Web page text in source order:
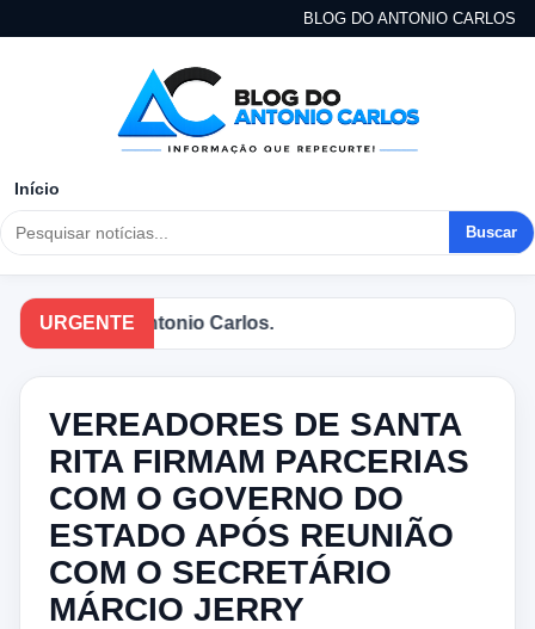
BLOG DO ANTONIO CARLOS
Início
Buscar
URGENTE
Blog do Antonio Carlos.
VEREADORES DE SANTA
RITA FIRMAM PARCERIAS
COM O GOVERNO DO
ESTADO APÓS REUNIÃO
COM O SECRETÁRIO
MÁRCIO JERRY